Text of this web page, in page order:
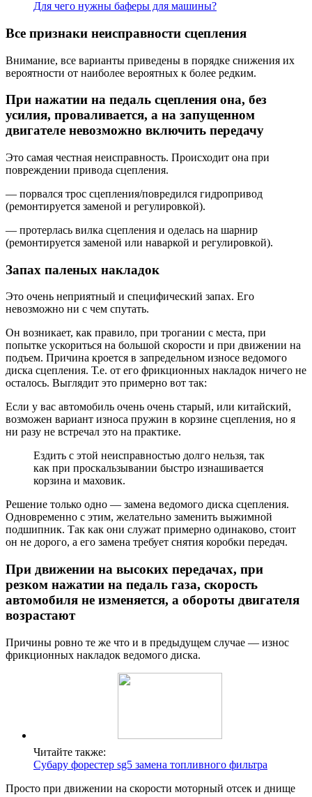
Для чего нужны баферы для машины?
Все признаки неисправности сцепления
Внимание, все варианты приведены в порядке снижения их
вероятности от наиболее вероятных к более редким.
При нажатии на педаль сцепления она, без
усилия, проваливается, а на запущенном
двигателе невозможно включить передачу
Это самая честная неисправность. Происходит она при
повреждении привода сцепления.
— порвался трос сцепления/повредился гидропривод
(ремонтируется заменой и регулировкой).
— протерлась вилка сцепления и оделась на шарнир
(ремонтируется заменой или наваркой и регулировкой).
Запах паленых накладок
Это очень неприятный и специфический запах. Его
невозможно ни с чем спутать.
Он возникает, как правило, при трогании с места, при
попытке ускориться на большой скорости и при движении на
подъем. Причина кроется в запредельном износе ведомого
диска сцепления. Т.е. от его фрикционных накладок ничего не
осталось. Выглядит это примерно вот так:
Если у вас автомобиль очень очень старый, или китайский,
возможен вариант износа пружин в корзине сцепления, но я
ни разу не встречал это на практике.
Ездить с этой неисправностью долго нельзя, так
как при проскальзывании быстро изнашивается
корзина и маховик.
Решение только одно — замена ведомого диска сцепления.
Одновременно с этим, желательно заменить выжимной
подшипник. Так как они служат примерно одинаково, стоит
он не дорого, а его замена требует снятия коробки передач.
При движении на высоких передачах, при
резком нажатии на педаль газа, скорость
автомобиля не изменяется, а обороты двигателя
возрастают
Причины ровно те же что и в предыдущем случае — износ
фрикционных накладок ведомого диска.
Читайте также:
Субару форестер sg5 замена топливного фильтра
Просто при движении на скорости моторный отсек и днище